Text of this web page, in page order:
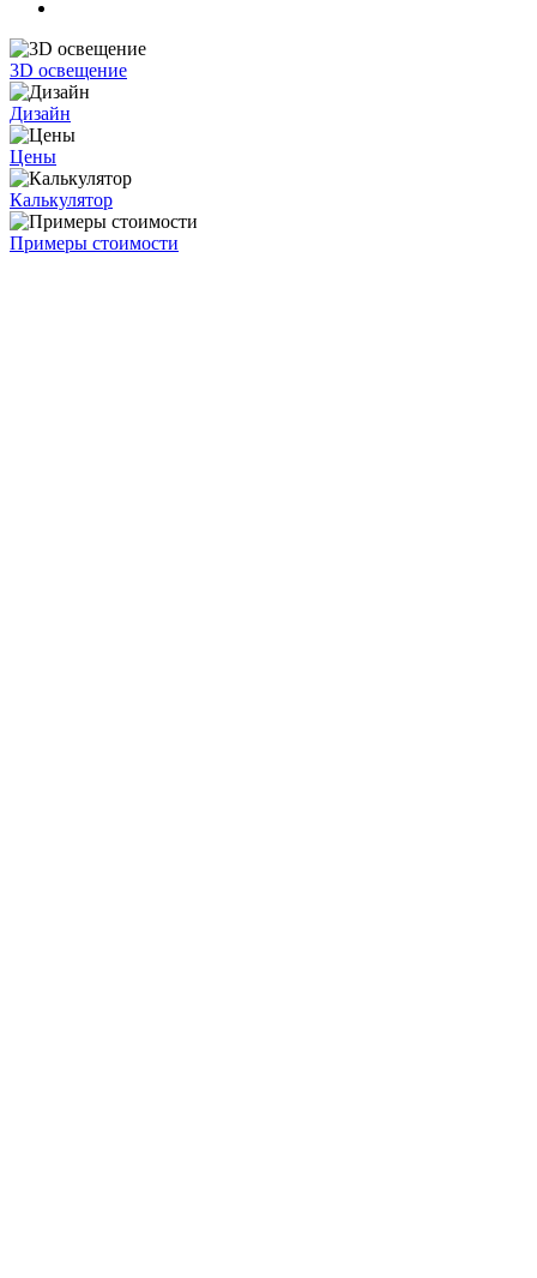
3D освещение
Дизайн
Цены
Калькулятор
Примеры стоимости